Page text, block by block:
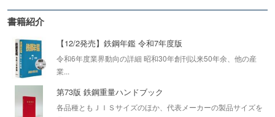
書籍紹介
【12/2発売】鉄鋼年鑑 令和7年度版
令和6年度業界動向の詳細 昭和30年創刊以来50年余、他の産
業...
第73版 鉄鋼重量ハンドブック
各品種ともＪＩＳサイズのほか、代表メーカーの製品サイズを